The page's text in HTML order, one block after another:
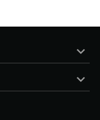

